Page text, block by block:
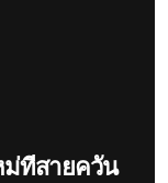
ม่ที่สายควัน